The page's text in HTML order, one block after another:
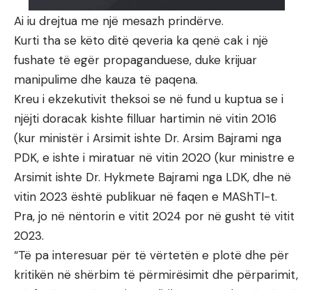
Ai iu drejtua me një mesazh prindërve.
Kurti tha se këto ditë qeveria ka qenë cak i një
fushate të egër propaganduese, duke krijuar
manipulime dhe kauza të paqena.
Kreu i ekzekutivit theksoi se në fund u kuptua se i
njëjti doracak kishte filluar hartimin në vitin 2016
(kur ministër i Arsimit ishte Dr. Arsim Bajrami nga
PDK, e ishte i miratuar në vitin 2020 (kur ministre e
Arsimit ishte Dr. Hykmete Bajrami nga LDK, dhe në
vitin 2023 është publikuar në faqen e MAShTI-t.
Pra, jo në nëntorin e vitit 2024 por në gusht të vitit
2023.
“Të pa interesuar për të vërtetën e plotë dhe për
kritikën në shërbim të përmirësimit dhe përparimit,